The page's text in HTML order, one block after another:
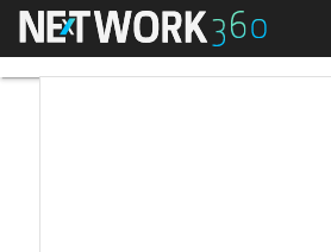
Menu